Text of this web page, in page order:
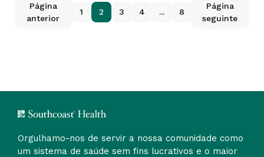
Página
anterior
1 2 3 4 ... 8
Página
seguinte
Orgulhamo-nos de servir a nossa comunidade como
um sistema de saúde sem fins lucrativos e o maior